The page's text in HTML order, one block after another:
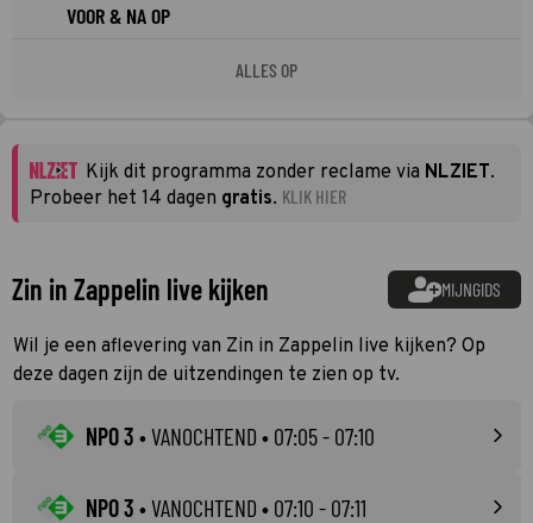
VOOR & NA OP
ALLES OP
Kijk dit programma zonder reclame via NLZIET.
Probeer het 14 dagen gratis. KLIK HIER
Zin in Zappelin live kijken MIJNGIDS
Wil je een aflevering van Zin in Zappelin live kijken? Op
deze dagen zijn de uitzendingen te zien op tv.
NPO 3 •VANOCHTEND • 07:05 - 07:10
NPO 3 •VANOCHTEND • 07:10 - 07:11